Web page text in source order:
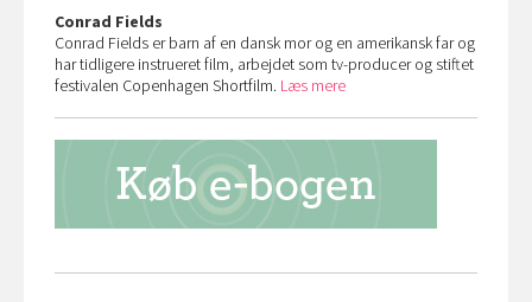
Conrad Fields
Conrad Fields er barn af en dansk mor og en amerikansk far og
har tidligere instrueret film, arbejdet som tv-producer og stiftet
festivalen Copenhagen Shortfilm. Læs mere